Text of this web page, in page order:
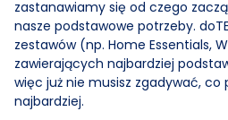
zastanawiamy się od czego
nasze podstawowe potrzeby.
zestawów (np. Home Essentials,
zawierających najbardziej
więc już nie musisz zgadywać, co
najbardziej.